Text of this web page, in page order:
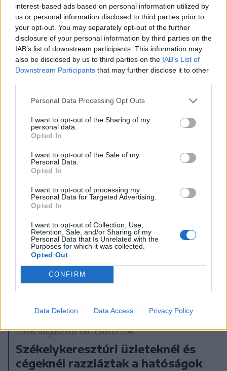
interest-based ads based on personal information utilized by
us or personal information disclosed to third parties prior to
your opt-out. You may separately opt-out of the further
disclosure of your personal information by third parties on the
IAB’s list of downstream participants. This information may
also be disclosed by us to third parties on the IAB’s List of
Downstream Participants that may further disclose it to other
Personal Data Processing Opt Outs
I want to opt-out of the Sharing of my
personal data.
Opted In
I want to opt-out of the Sale of my
Personal Data.
Opted In
I want to opt-out of processing my
Personal Data for Targeted Advertising.
Opted In
I want to opt-out of Collection, Use,
Retention, Sale, and/or Sharing of my
Personal Data that Is Unrelated with the
Purposes for which it was collected.
Opted Out
CONFIRM
Data Deletion Data Access Privacy Policy
Továbbra sem tudni pontosan,
honnan tör fel a mofettagáz
Szejkefürdőn
2026. augusztus 06., csütörtök
Székelykeresztúri üzleteknél és
cégeknél razziáztak a hatóságok